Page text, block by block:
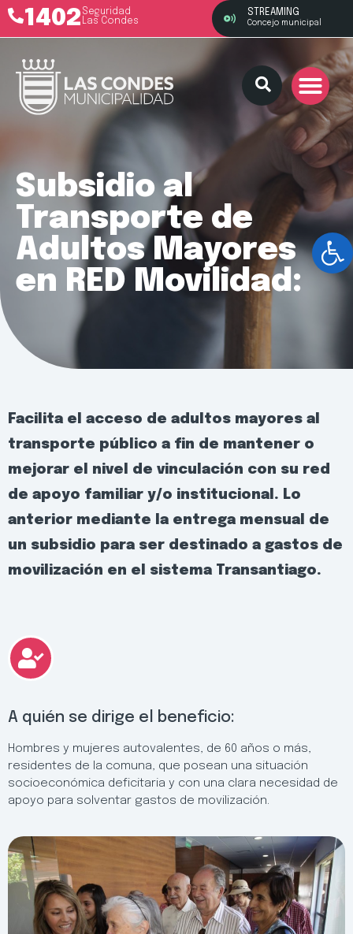
1402 Seguridad
Las Condes
STREAMING
Concejo municipal
Subsidio al
Transporte de
Adultos Mayores
en RED Movilidad:
Facilita el acceso de adultos mayores al
transporte público a fin de mantener o
mejorar el nivel de vinculación con su red
de apoyo familiar y/o institucional. Lo
anterior mediante la entrega mensual de
un subsidio para ser destinado a gastos de
movilización en el sistema Transantiago.
A quién se dirige el beneficio:
Hombres y mujeres autovalentes, de 60 años o más,
residentes de la comuna, que posean una situación
socioeconómica deficitaria y con una clara necesidad de
apoyo para solventar gastos de movilización.